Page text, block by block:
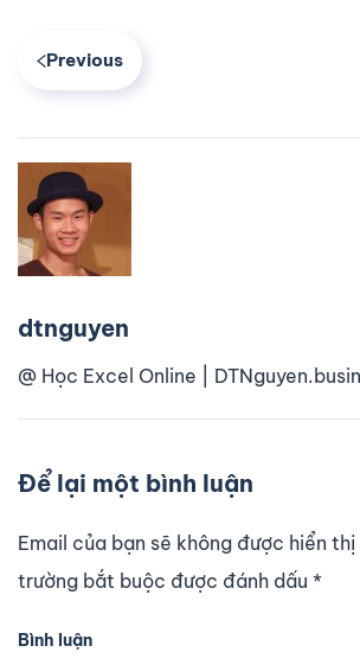
Previous
dtnguyen
@ Học Excel Online |
Để lại một bình luận
Email của bạn sẽ không được hiển
trường bắt buộc được đánh dấu *
Bình luận